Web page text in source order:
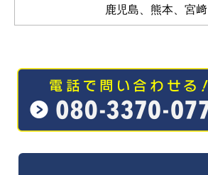
鹿児島、熊本、宮﨑